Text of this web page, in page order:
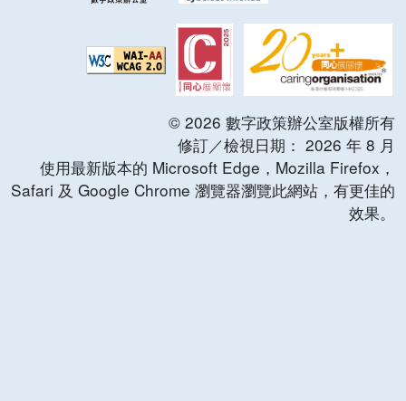
© 2026 數字政策辦公室版權所有
修訂／檢視日期： 2026 年 8 月
使用最新版本的 Microsoft Edge，Mozilla Firefox，
Safari 及 Google Chrome 瀏覽器瀏覽此網站，有更佳的
效果。